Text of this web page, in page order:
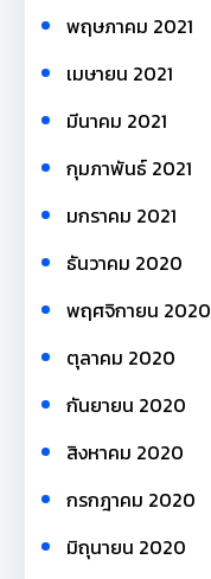
พฤษภาคม 2021
เมษายน 2021
มีนาคม 2021
กุมภาพันธ์ 2021
มกราคม 2021
ธันวาคม 2020
พฤศจิกายน 2020
ตุลาคม 2020
กันยายน 2020
สิงหาคม 2020
กรกฎาคม 2020
มิถุนายน 2020